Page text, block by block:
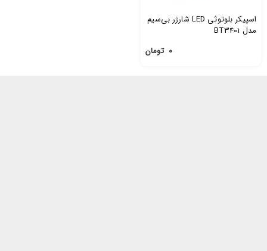
اسپیکر بلوتوثی LED شارژر بی‌سیم
مدل BT3401
۰ تومان